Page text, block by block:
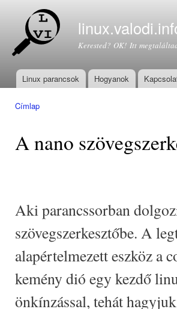
Kerested? OK! Itt
Főmenü
Linux parancsok Hogyanok
Címlap
A nano
Aki parancssorban
szövegszerkesztőbe. A
alapértelmezett eszköz a
kemény dió egy kezdő
önkínzással, tehát